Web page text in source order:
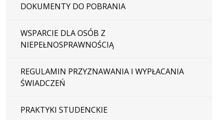
DOKUMENTY DO POBRANIA
WSPARCIE DLA OSÓB Z
NIEPEŁNOSPRAWNOŚCIĄ
REGULAMIN PRZYZNAWANIA I WYPŁACANIA
ŚWIADCZEŃ
PRAKTYKI STUDENCKIE